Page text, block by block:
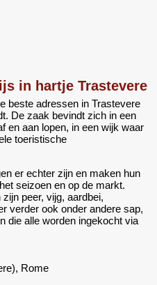
in hartje Trastevere
beste adressen in Trastevere
De zaak bevindt zich in een
en aan lopen, in een wijk waar
toeristische
er echter zijn en maken hun
seizoen en op de markt.
peer, vijg, aardbei,
verder ook onder andere sap,
die alle worden ingekocht via
Rome